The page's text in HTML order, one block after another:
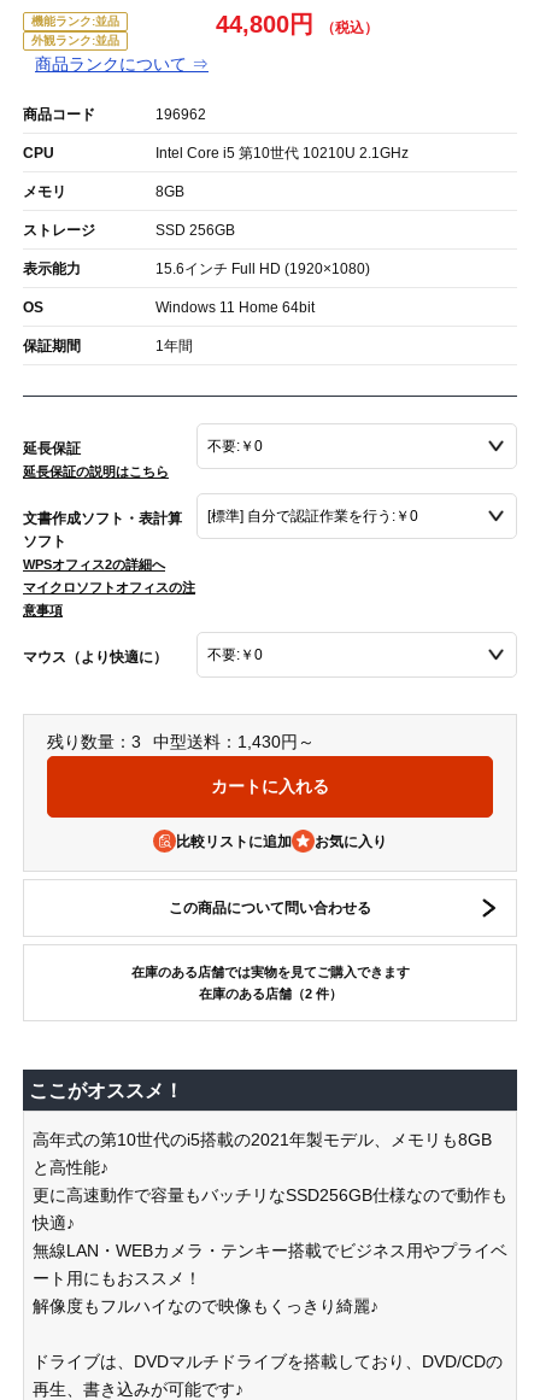
機能ランク:並品
外観ランク:並品
商品ランクについて ⇒
44,800円
商品コード 196962
CPU Intel Core i5 第10世代 10210U 2.1GHz
メモリ 8GB
ストレージ SSD 256GB
表示能力 15.6インチ Full HD (1920×1080)
OS Windows 11 Home 64bit
保証期間 1年間
延長保証
延長保証の説明はこちら
文書作成ソフト・表計算
ソフト
WPSオフィス2の詳細へ
マイクロソフトオフィスの注
意事項
マウス（より快適に）
残り数量：3 中型送料：1,430円～
比較リストに追加
この商品について問い合わせる
在庫のある店舗では実物を見てご購入できます
在庫のある店舗（2 件）
ここがオススメ！
高年式の第10世代のi5搭載の2021年製モデル、メモリも8GB
と高性能♪
更に高速動作で容量もバッチリなSSD256GB仕様なので動作も
快適♪
無線LAN・WEBカメラ・テンキー搭載でビジネス用やプライベ
ート用にもおススメ！
解像度もフルハイなので映像もくっきり綺麗♪
ドライブは、DVDマルチドライブを搭載しており、DVD/CDの
再生、書き込みが可能です♪